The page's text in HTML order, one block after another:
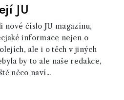
JU
nové číslo JU magazínu,
informace nejen o
ale i o těch v jiných
by to ale naše redakce,
něco naví...